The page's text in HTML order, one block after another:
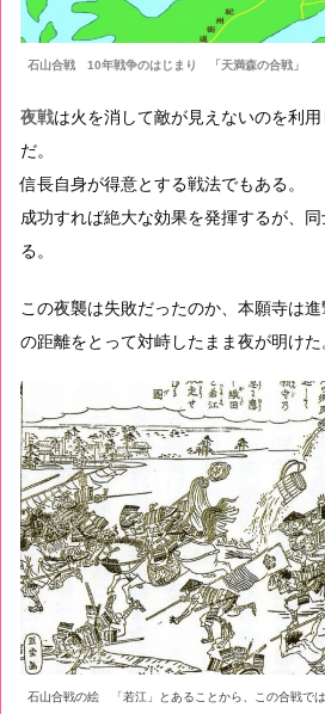
石山合戦 10年戦争のはじまり 「天満森の合戦」
夜戦は火を消して敵が見えないのを利
だ。
信長自身が得意とする戦法でもある。
成功すれば絶大な効果を発揮するが、
る。
この夜襲は失敗だったのか、本願寺は
の距離をとって対峙したまま夜が明けた
石山合戦の絵 「若江」とあることから、この合戦で